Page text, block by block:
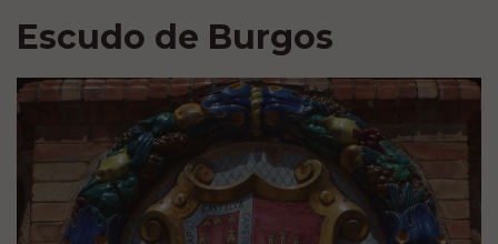
Escudo de Burgos